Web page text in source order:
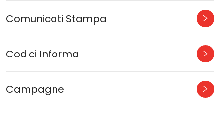
Comunicati Stampa
Codici Informa
Campagne